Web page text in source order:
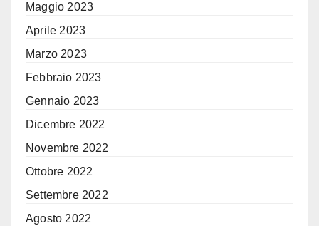
Maggio 2023
Aprile 2023
Marzo 2023
Febbraio 2023
Gennaio 2023
Dicembre 2022
Novembre 2022
Ottobre 2022
Settembre 2022
Agosto 2022